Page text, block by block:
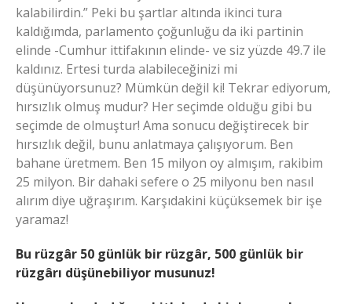
kalabilirdin.” Peki bu şartlar altında ikinci tura
kaldığımda, parlamento çoğunluğu da iki partinin
elinde -Cumhur ittifakının elinde- ve siz yüzde 49.7 ile
kaldınız. Ertesi turda alabileceğinizi mi
düşünüyorsunuz? Mümkün değil ki! Tekrar ediyorum,
hırsızlık olmuş mudur? Her seçimde olduğu gibi bu
seçimde de olmuştur! Ama sonucu değiştirecek bir
hırsızlık değil, bunu anlatmaya çalışıyorum. Ben
bahane üretmem. Ben 15 milyon oy almışım, rakibim
25 milyon. Bir dahaki sefere o 25 milyonu ben nasıl
alırım diye uğraşırım. Karşıdakini küçüksemek bir işe
yaramaz!
Bu rüzgâr 50 günlük bir rüzgâr, 500 günlük bir
rüzgârı düşünebiliyor musunuz!